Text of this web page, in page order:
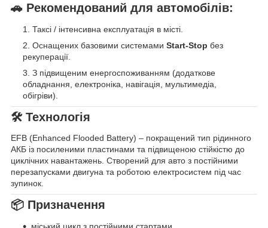
🚗 Рекомендований для автомобілів:
Таксі / інтенсивна експлуатація в місті.
Оснащених базовими системами Start-Stop без
рекуперації.
З підвищеним енергоспоживанням (додаткове
обладнання, електроніка, навігація, мультимедіа,
обігріви).
🛠 Технологія
EFB (Enhanced Flooded Battery) – покращений тип рідинного
АКБ із посиленими пластинами та підвищеною стійкістю до
циклічних навантажень. Створений для авто з постійними
перезапусками двигуна та роботою електросистем під час
зупинок.
📦 Призначення